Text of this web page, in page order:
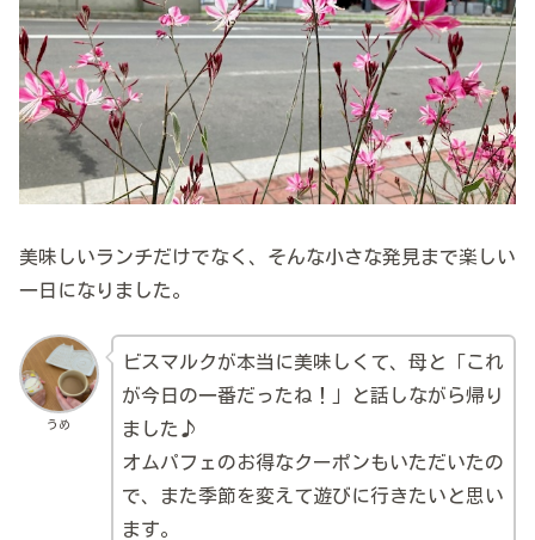
美味しいランチだけでなく、そんな小さな発見まで楽しい
一日になりました。
うめ
ビスマルクが本当に美味しくて、母と「これ
が今日の一番だったね！」と話しながら帰り
ました♪
オムパフェのお得なクーポンもいただいたの
で、また季節を変えて遊びに行きたいと思い
ます。